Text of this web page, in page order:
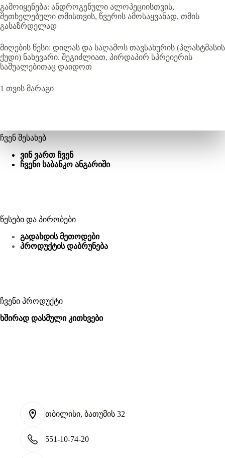
გამოიყენება: ანდროგენული ალოპეციისთვის,
შეთხელებული თმისთვის, წვერის ამოსაყვანად, თმის
გასაზრდელად
მიღების წესი: დილას და საღამოს თავსახურის (პლასტმასის
ქუდი) ნახევარი. შეგიძლიათ, პირდაპირ სპრეიერის
საშუალებითაც დაიდოთ
1 თვის მარაგი
ჩვენ შესახებ
ვინ ვართ ჩვენ
ჩვენი საბანკო ანგარიში
წესები და პირობები
გადახდის მეთოდები
პროდუქტის დაბრუნება
ჩვენი პროდუქტი
ხშირად დასმული კითხვები
თბილისი, ბათუმის 32
551-10-74-20